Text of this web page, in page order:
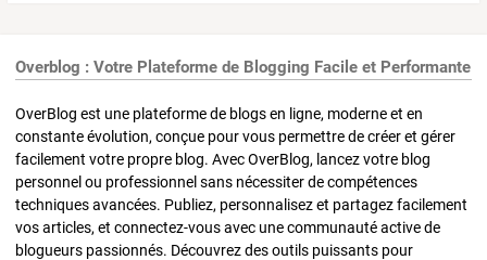
Overblog : Votre Plateforme de Blogging Facile et Performante
OverBlog est une plateforme de blogs en ligne, moderne et en
constante évolution, conçue pour vous permettre de créer et gérer
facilement votre propre blog. Avec OverBlog, lancez votre blog
personnel ou professionnel sans nécessiter de compétences
techniques avancées. Publiez, personnalisez et partagez facilement
vos articles, et connectez-vous avec une communauté active de
blogueurs passionnés. Découvrez des outils puissants pour